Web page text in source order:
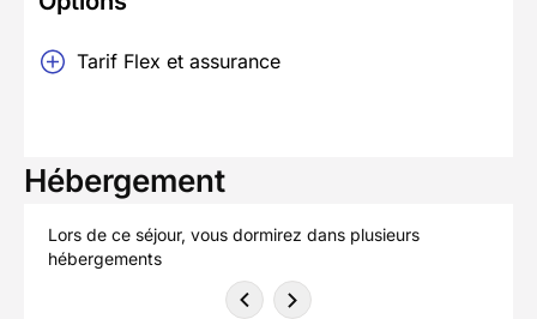
Tarif Flex et assurance
Hébergement
Lors de ce séjour, vous dormirez dans plusieurs
hébergements